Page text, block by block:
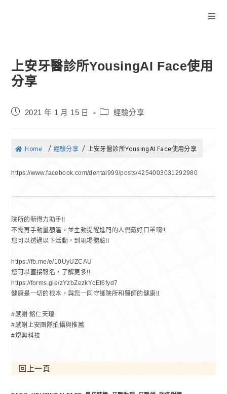
上安牙醫診所YousingAI Face使用
分享
2021 年 1 月 15 日 經驗分享
Home / 經驗分享 / 上安牙醫診所YousingAI Face使用分享
https://www.facebook.com/dental999/posts/4254003031292980
院所的新得力助手!!
不需再手動量額溫，並主動提醒進門的人們戴好口罩唷!!
您可以透過以下活動，到現場體驗!!
https://fb.me/e/10UyUZCAU
您可以直接報名，了解更多!!
https://forms.gle/zYzbZezkYcEf6fyd7
健康是一切的根本，與您一同守護院所和醫師的健康!!
#感謝 銘仁天瑝
#感謝上安團隊拍攝與推薦
#煜興科技
回上一頁